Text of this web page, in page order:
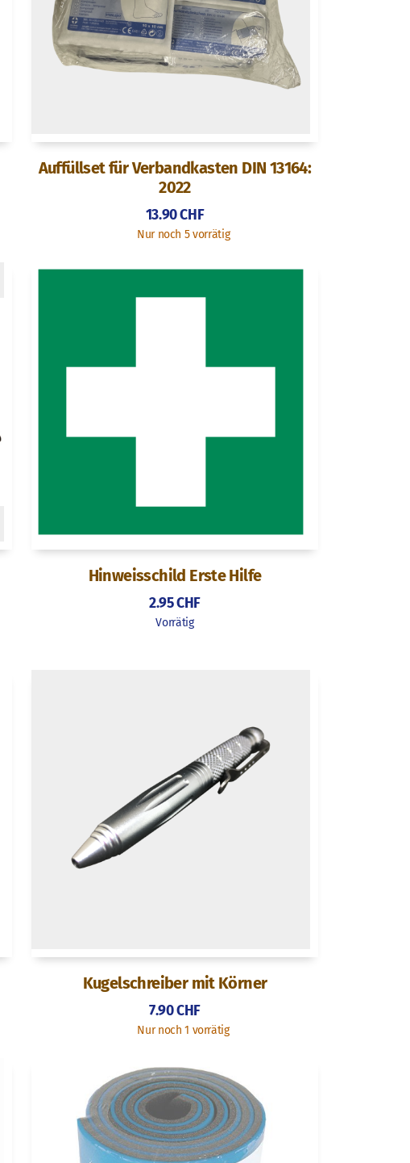
Auffüllset für Verbandkasten DIN 13164:
2022
13.90CHF
Nur noch 5 vorrätig
Hinweisschild Erste Hilfe
2.95CHF
Vorrätig
Kugelschreiber mit Körner
7.90CHF
Nur noch 1 vorrätig